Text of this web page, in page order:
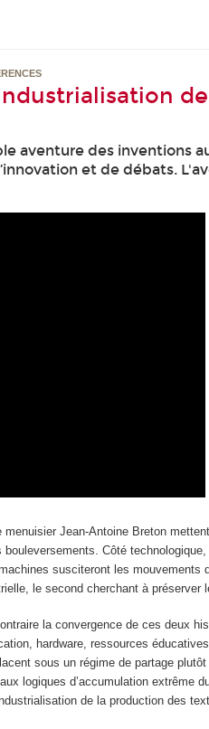
aventure des inventions
et de débats.
Jean-Antoine Breton
Côté
susciteront les
le second cherchant à préserver
la convergence de ces deux
hardware, ressources
sous un régime de partage
logiques d’accumulation
de la production des